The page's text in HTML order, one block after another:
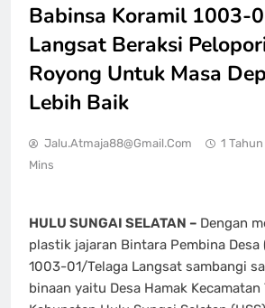
Babinsa Koramil 1003-
Langsat Beraksi
Royong Untuk Masa
Lebih Baik
Jalu.atmaja88@gmail.com 1
Mins
HULU SUNGAI SELATAN – Dengan
plastik jajaran Bintara Pembina Desa
1003-01/Telaga Langsat sambangi
binaan yaitu Desa Hamak